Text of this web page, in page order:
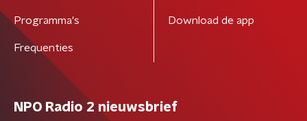
Programma's
Frequenties
Download de app
NPO Radio 2 nieuwsbrief